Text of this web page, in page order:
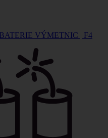
VÝMETNIC | F4